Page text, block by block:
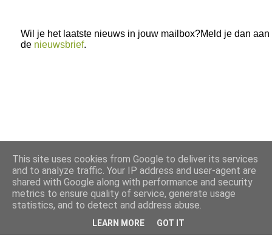
Wil je het laatste nieuws in jouw mailbox?Meld je dan aan
de nieuwsbrief.
This site uses cookies from Google to deliver its services
and to analyze traffic. Your IP address and user-agent are
shared with Google along with performance and security
metrics to ensure quality of service, generate usage
statistics, and to detect and address abuse.
LEARN MORE GOT IT